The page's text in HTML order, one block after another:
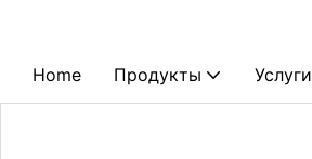
Home Продукты Услуги